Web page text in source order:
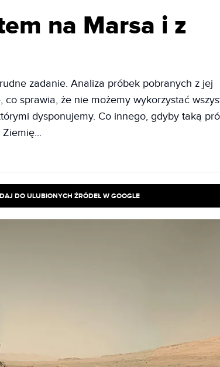
na Marsa i z
zadanie. Analiza próbek pobranych z jej
sprawia, że nie możemy wykorzystać
dysponujemy. Co innego, gdyby taką
DO ULUBIONYCH ŹRÓDEŁ W GOOGLE